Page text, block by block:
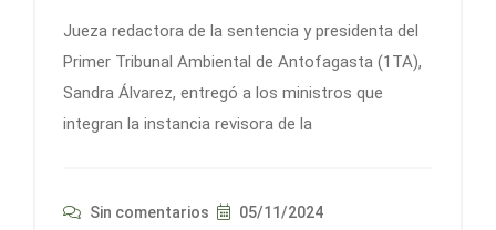
Jueza redactora de la sentencia y presidenta del
Primer Tribunal Ambiental de Antofagasta (1TA),
Sandra Álvarez, entregó a los ministros que
integran la instancia revisora de la
Sin comentarios 05/11/2024